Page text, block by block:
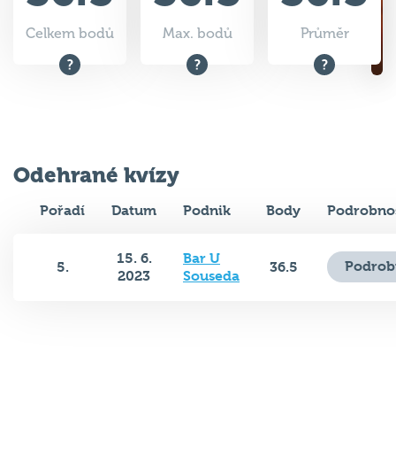
Celkem bodů Max. bodů Průměr
Odehrané kvízy
Pořadí Datum Podnik Body
5.
15. 6.
2023
Bar U
Souseda
36.5